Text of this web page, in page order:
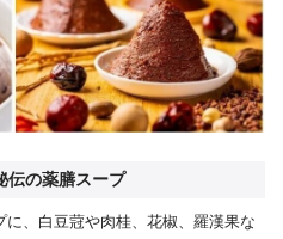
伝の薬膳スープ
、白豆蒄や肉桂、花椒、羅漢果な